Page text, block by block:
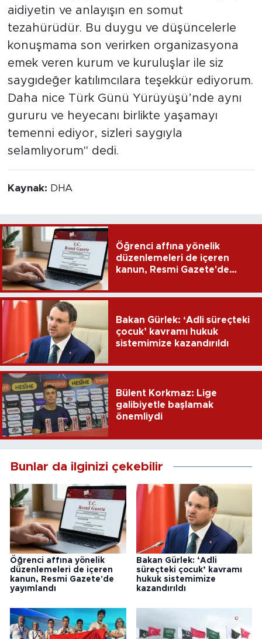
aidiyetin ve anlayışın en somut
tezahürüdür. Bu duygu ve düşüncelerle
konuşmama son verirken organizasyona
emek veren kurum ve kuruluşlar ile siz
saygıdeğer katılımcılara teşekkür ediyorum.
Daha nice Türk Günü Yürüyüşü’nde aynı
gururu ve heyecanı birlikte yaşamayı
temenni ediyor, sizleri saygıyla
selamlıyorum" dedi.
Kaynak: DHA
Öğrenci affına yönelik
düzenlemeleri de içeren
kanun, Resmi Gazete'de
Bakan Gürlek: ‘Adli süreçteki
çocuk’ kavramı hukuk
sistemimize kazandırıldı
Bülent Korkmaz: Lige
galibiyetle başlamak
önemliydi
Bunlar da ilginizi çekebilir
Öğrenci affına yönelik
düzenlemeleri de içeren
kanun, Resmi Gazete'de
yayımlandı
Bakan Gürlek: ‘Adli
süreçteki çocuk’ kavramı
hukuk sistemimize
kazandırıldı